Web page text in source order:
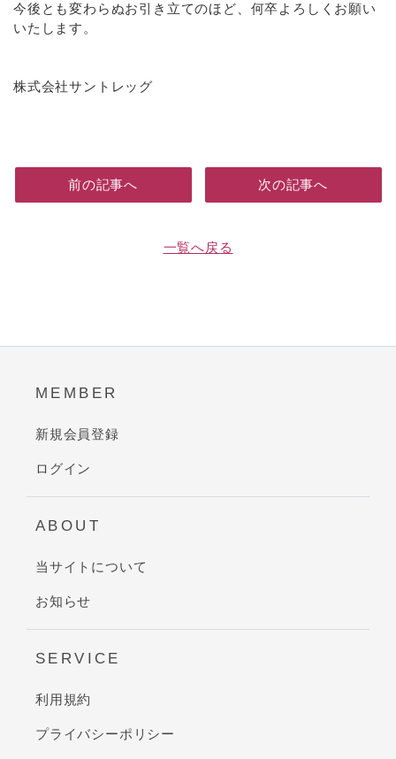
今後とも変わらぬお引き立てのほど、何卒よろしくお願い
いたします。
株式会社サントレッグ
前の記事へ
一覧へ戻る
次の記事へ
MEMBER
新規会員登録
ログイン
ABOUT
当サイトについて
お知らせ
SERVICE
利用規約
プライバシーポリシー